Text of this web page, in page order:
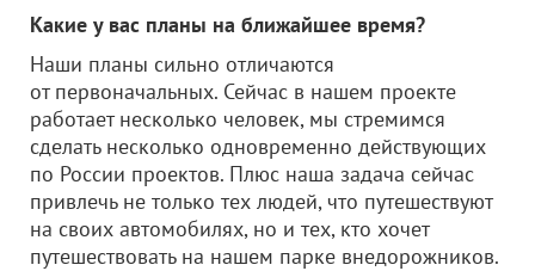
Какие у вас планы на ближайшее время?
Наши планы сильно отличаются
от первоначальных. Сейчас в нашем проекте
работает несколько человек, мы стремимся
сделать несколько одновременно действующих
по России проектов. Плюс наша задача сейчас
привлечь не только тех людей, что путешествуют
на своих автомобилях, но и тех, кто хочет
путешествовать на нашем парке внедорожников.